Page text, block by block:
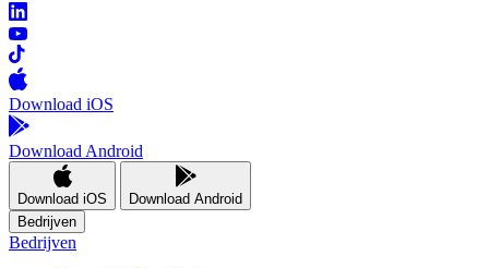
Download iOS
Download Android
Download iOS
Download Android
Bedrijven
Bedrijven